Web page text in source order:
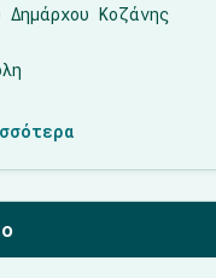
Δημάρχου Κοζάνης